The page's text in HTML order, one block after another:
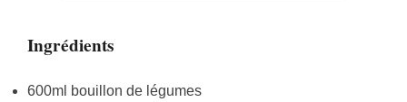
Ingrédients
600ml bouillon de légumes